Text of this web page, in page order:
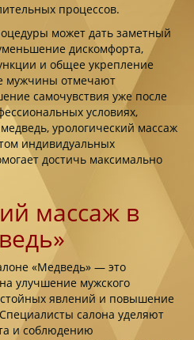
процессов.
может дать заметный
дискомфорта,
и общее укрепление
мужчины отмечают
самочувствия уже после
условиях,
урологический массаж
индивидуальных
достичь максимально
массаж в
«Медведь» — это
улучшение мужского
явлений и повышение
салона уделяют
и соблюдению